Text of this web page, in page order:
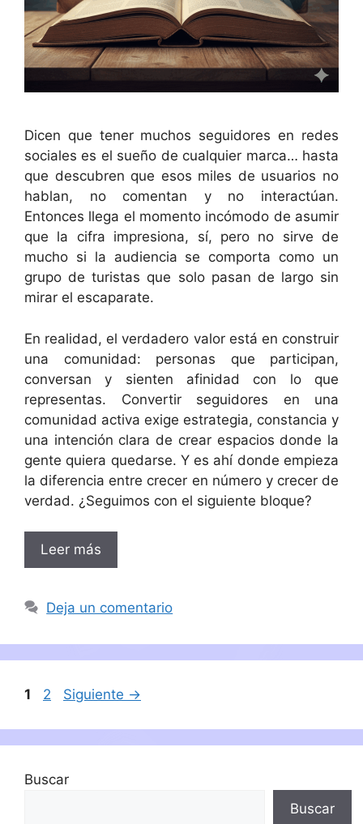
Dicen que tener muchos seguidores en redes
sociales es el sueño de cualquier marca… hasta
que descubren que esos miles de usuarios no
hablan, no comentan y no interactúan.
Entonces llega el momento incómodo de asumir
que la cifra impresiona, sí, pero no sirve de
mucho si la audiencia se comporta como un
grupo de turistas que solo pasan de largo sin
mirar el escaparate.
En realidad, el verdadero valor está en construir
una comunidad: personas que participan,
conversan y sienten afinidad con lo que
representas. Convertir seguidores en una
comunidad activa exige estrategia, constancia y
una intención clara de crear espacios donde la
gente quiera quedarse. Y es ahí donde empieza
la diferencia entre crecer en número y crecer de
verdad. ¿Seguimos con el siguiente bloque?
Leer más
Deja un comentario
Página
1 Página
2 Siguiente →
Buscar
Buscar